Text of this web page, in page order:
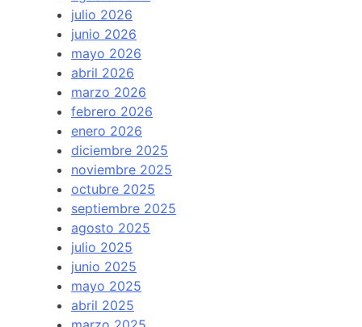
julio 2026
junio 2026
mayo 2026
abril 2026
marzo 2026
febrero 2026
enero 2026
diciembre 2025
noviembre 2025
octubre 2025
septiembre 2025
agosto 2025
julio 2025
junio 2025
mayo 2025
abril 2025